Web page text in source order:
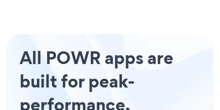
All POWR apps are
built for peak-
performance.